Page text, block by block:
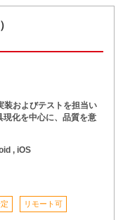
装およびテストを担当い
現化を中心に、品質を意
, iOS
リモート可